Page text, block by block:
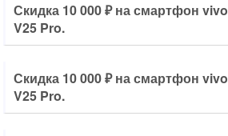
Скидка 10 000 ₽ на смартфон vivo
V25 Pro.
Скидка 10 000 ₽ на смартфон vivo
V25 Pro.